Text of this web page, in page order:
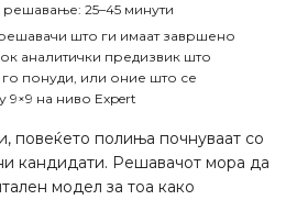
решавање: 25–45 минути
што ги имаат завршено
аналитички предизвик што
понуди, или оние што се
9×9 на ниво Expert
повеќето полиња почнуваат со
кандидати. Решавачот мора да
модел за тоа како